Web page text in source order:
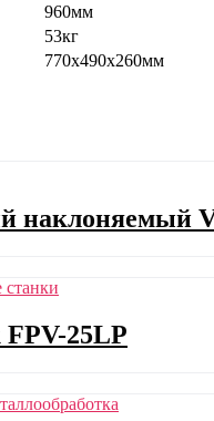
960мм
53кг
770х490х260мм
наклоняемый
25LP